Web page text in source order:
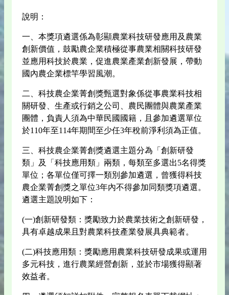
說明：
一、本獎項遴選係為彰顯農業科技研發應用及農業
創新價值，鼓勵農企業積極從事農業相關科技研發
並應用科技於農業，促進農業產業創新發展，帶動
國內農企業標竿學習風潮。
二、科技農企業菁創獎甄選對象係從事農業科技相
關研發、生產或行銷之公司、農民團體與農業產業
團體，負責人須為中華民國國籍，且參加遴選單位
於110年至114年期間至少任3年稅前淨利須為正值。
三、科技農企業菁創獎遴選主題分為「創新研發
類」及「科技應用類」兩類，每類至多選出5名得獎
單位；各單位僅可擇一類別參加遴選，曾獲得科技
農企業菁創獎之單位3年內不得參加同類獎項遴選。
遴選主題說明如下：
(一)創新研發類：獎勵致力於農業技術之創新研發，
具有卓越成果且對農業科技產業發展具典範者。
(二)科技應用類：獎勵應用農業科技研發成果或運用
多元科技，進行農業經營創新，並於市場獲得顯著
效益者。